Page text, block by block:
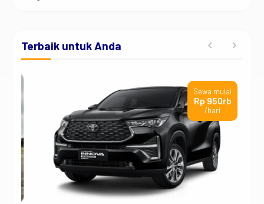
usaha, maupun kebutuhan logistik lainnya. Jadi begini…
pick up menjadi kendaraan yang paling sering dicari saat
Terbaik untuk Anda
Sewa mulai
Rp 950rb
/hari